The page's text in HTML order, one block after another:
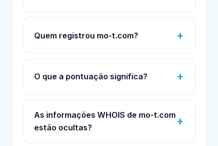
Quem registrou mo-t.com?
O que a pontuação significa?
As informações WHOIS de mo-t.com
estão ocultas?